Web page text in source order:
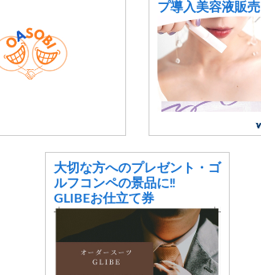
プ導入美容液販売
大切な方へのプレゼント・ゴ
ルフコンペの景品に‼️
GLIBEお仕立て券